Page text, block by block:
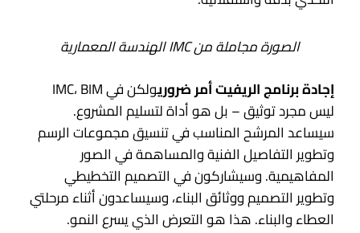
الصورة مجاملة من IMC الهندسة المعمارية
إجادة برنامج الريفيت أمر ضروري
ولكن في IMC، BIM
ليس مجرد توثيق – بل هو أداة لتسليم المشروع.
سيساعد المرشح المناسب في تنسيق مجموعات الرسم
وتطوير التفاصيل الفنية والمساهمة في الصور
المفاهيمية. وسيشاركون في التصميم التخطيطي
وتطوير التصميم ووثائق البناء، وسيساعدون أثناء مرحلتي
العطاء والبناء. هذا هو التعرض الذي يسرع النمو.